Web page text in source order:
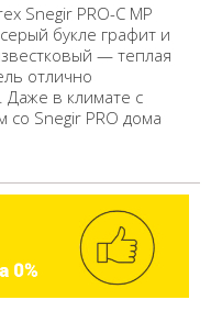
Snegir PRO-C MP
букле графит и
— теплая
отлично
Даже в климате с
Snegir PRO дома